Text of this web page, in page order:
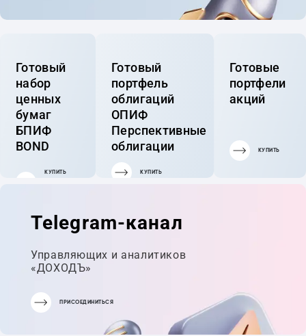
Готовый
набор
ценных
бумаг
БПИФ
BOND
КУПИТЬ
Готовый
портфель
облигаций
ОПИФ
Перспективные
облигации
КУПИТЬ
Готовые
портфели
акций
КУПИТЬ
Telegram-канал
Управляющих и аналитиков
«ДОХОДЪ»
ПРИСОЕДИНИТЬСЯ